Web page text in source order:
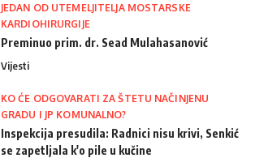
JEDAN OD UTEMELJITELJA MOSTARSKE
KARDIOHIRURGIJE
Preminuo prim. dr. Sead Mulahasanović
Vijesti
KO ĆE ODGOVARATI ZA ŠTETU NAČINJENU
GRADU I JP KOMUNALNO?
Inspekcija presudila: Radnici nisu krivi, Senkić
se zapetljala k'o pile u kučine